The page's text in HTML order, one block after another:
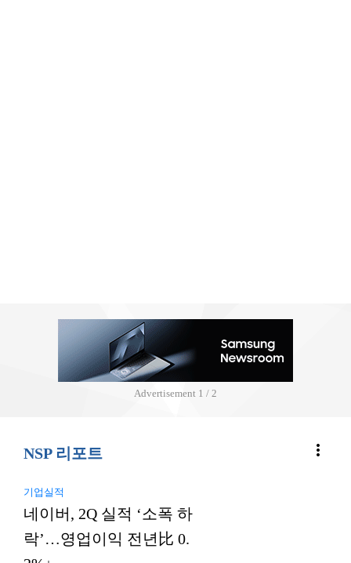
Advertisement 2 / 2
NSP 리포트 more_vert
기업실적
네이버, 2Q 실적 ‘소폭 하
락’…영업이익 전년比 0.